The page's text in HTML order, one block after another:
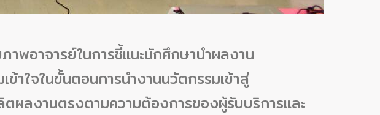
พอาจารย์ในการชี้แนะนักศึกษานำผลงาน
าใจในขั้นตอนการนำงานนวัตกรรมเข้าสู่
ตผลงานตรงตามความต้องการของผู้รับบริการและ